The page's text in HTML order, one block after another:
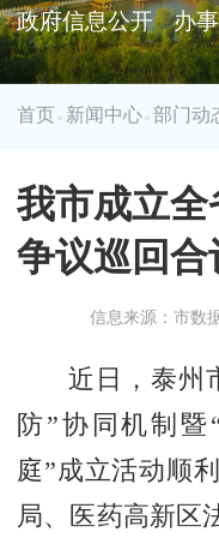
政府信息公开
办
首页 > 新闻中心 >部门动
我市成立
争议巡回合
信息来源：市数
近日，泰州
防”协同机制
庭”成立活动顺
局、医药高新区